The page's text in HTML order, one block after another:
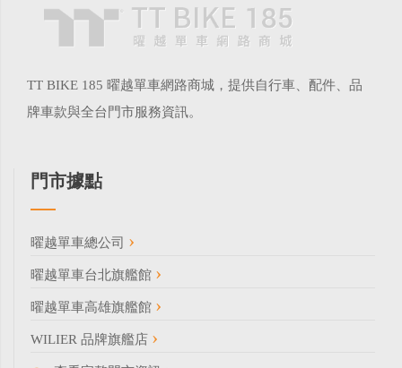
TT BIKE 185 曜越單車網路商城，提供自行車、配件、品
牌車款與全台門市服務資訊。
門市據點
曜越單車總公司
曜越單車台北旗艦館
曜越單車高雄旗艦館
WILIER 品牌旗艦店